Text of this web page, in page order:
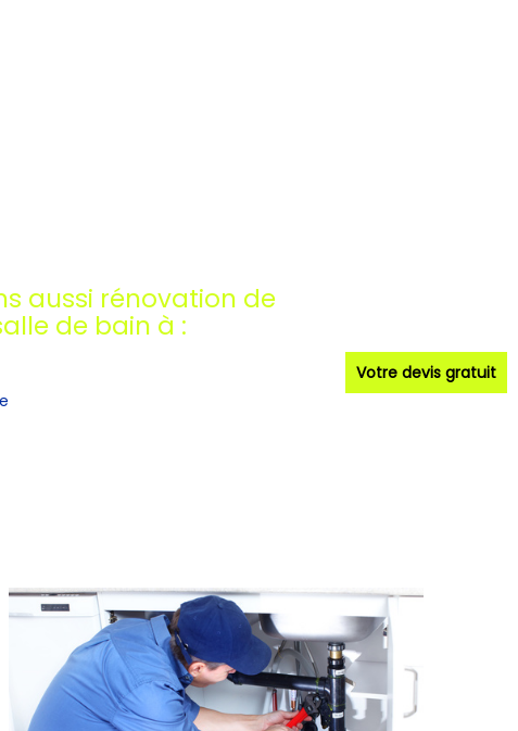
aussi rénovation de
de bain à :
Votre devis gratuit